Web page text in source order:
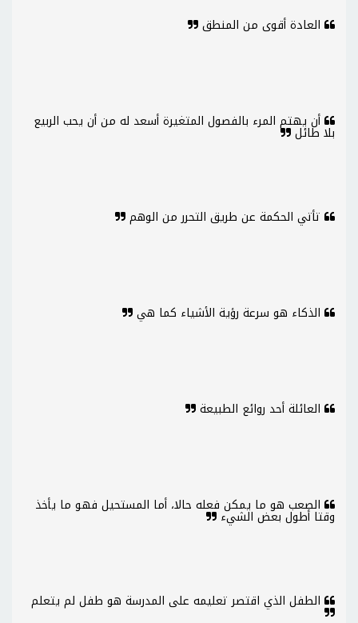
العادة أقوى من المنطق
أن يهتم المرء بالفصول المتغيرة أسعد له من أن يحب الربيع
بلا طائل
تأتي الحكمة عن طريق التحرر من الوهم
الذكاء هو سرعة رؤية الأشياء كما هي
العائلة أحد روائع الطبيعة
الصعب هو ما يمكن فعله حالا، أما المستحيل فهو ما يأخذ
وقتا أطول بعض الشيء
الطفل الذي اقتصر تعليمه على المدرسة هو طفل لم يتعلم